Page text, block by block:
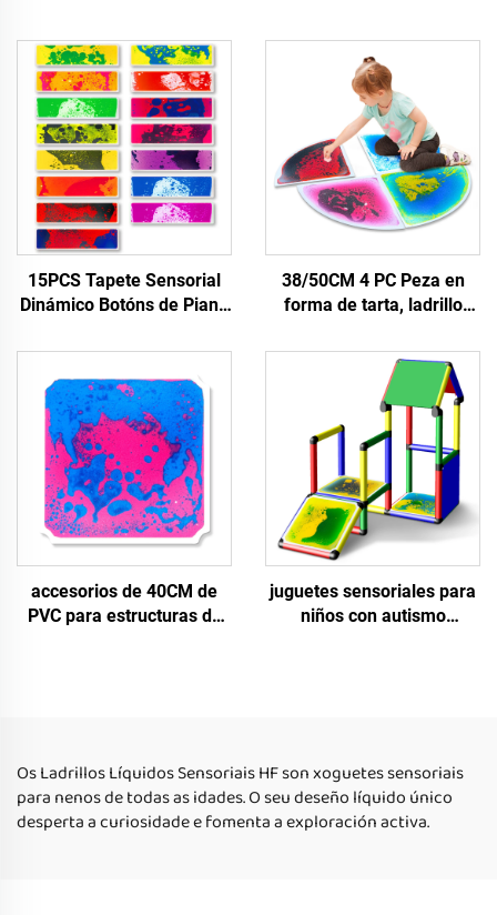
15PCS Tapete Sensorial
Dinámico Botóns de Piano
Interactivos Lava 15 Cores
Escada Líquida Conxunto
de Ladrilhos de Chao
38/50CM 4 PC Peza en
forma de tarta, ladrillo
en movemento, tapete de
soalo para nños, xoguetes
educativos para o
aprendizado de nños ao ar
libre
accesorios de 40CM de
PVC para estructuras de
años
juguetes sensoriales para
niños con autismo
sensoriales de suelo
líquido para niños
Os Ladrillos Líquidos Sensoriais HF son xoguetes sensoriais
para nenos de todas as idades. O seu deseño líquido único
desperta a curiosidade e fomenta a exploración activa.